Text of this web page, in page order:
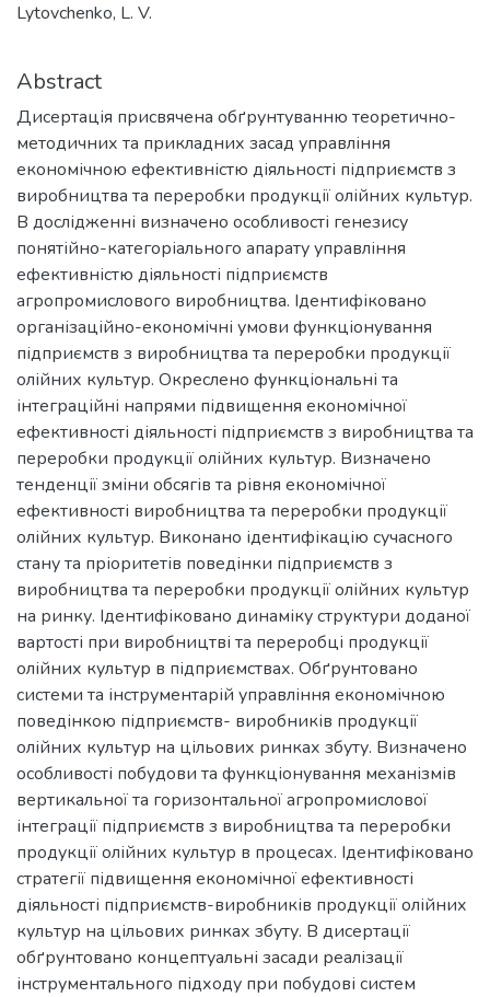
Lytovchenko, L. V.
Abstract
Дисертація присвячена обґрунтуванню теоретично-
методичних та прикладних засад управління
економічною ефективністю діяльності підприємств з
виробництва та переробки продукції олійних культур.
В дослідженні визначено особливості генезису
понятійно-категоріального апарату управління
ефективністю діяльності підприємств
агропромислового виробництва. Ідентифіковано
організаційно-економічні умови функціонування
підприємств з виробництва та переробки продукції
олійних культур. Окреслено функціональні та
інтеграційні напрями підвищення економічної
ефективності діяльності підприємств з виробництва та
переробки продукції олійних культур. Визначено
тенденції зміни обсягів та рівня економічної
ефективності виробництва та переробки продукції
олійних культур. Виконано ідентифікацію сучасного
стану та пріоритетів поведінки підприємств з
виробництва та переробки продукції олійних культур
на ринку. Ідентифіковано динаміку структури доданої
вартості при виробництві та переробці продукції
олійних культур в підприємствах. Обґрунтовано
системи та інструментарій управління економічною
поведінкою підприємств- виробників продукції
олійних культур на цільових ринках збуту. Визначено
особливості побудови та функціонування механізмів
вертикальної та горизонтальної агропромислової
інтеграції підприємств з виробництва та переробки
продукції олійних культур в процесах. Ідентифіковано
стратегії підвищення економічної ефективності
діяльності підприємств-виробників продукції олійних
культур на цільових ринках збуту. В дисертації
обґрунтовано концептуальні засади реалізації
інструментального підходу при побудові систем